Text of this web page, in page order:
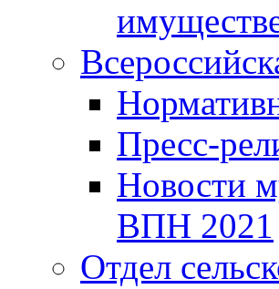
Пресс-
Новости
ВПН 2021
Отдел